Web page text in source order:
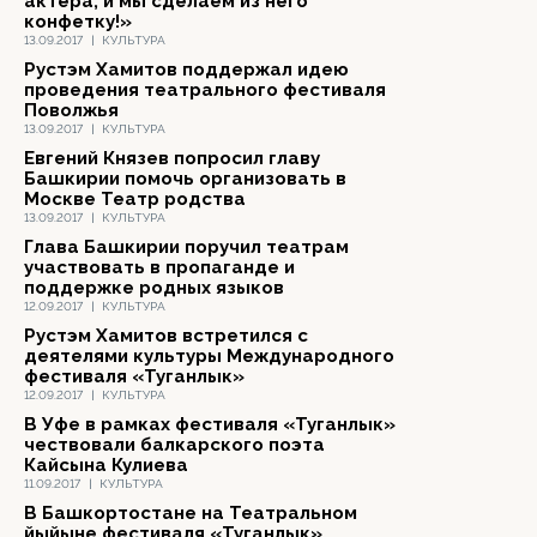
13.09.2017 | КУЛЬТУРА
конфетку!»
13.09.2017 | КУЛЬТУРА
Рустэм Хамитов поддержал идею
проведения театрального фестиваля
Поволжья
13.09.2017 | КУЛЬТУРА
Евгений Князев попросил главу
Башкирии помочь организовать в
Москве Театр родства
12.09.2017 | КУЛЬТУРА
Глава Башкирии поручил театрам
участвовать в пропаганде и
поддержке родных языков
12.09.2017 | КУЛЬТУРА
Рустэм Хамитов встретился с
деятелями культуры Международного
фестиваля «Туганлык»
11.09.2017 | КУЛЬТУРА
В Уфе в рамках фестиваля «Туганлык»
чествовали балкарского поэта
Кайсына Кулиева
В Башкортостане на Театральном